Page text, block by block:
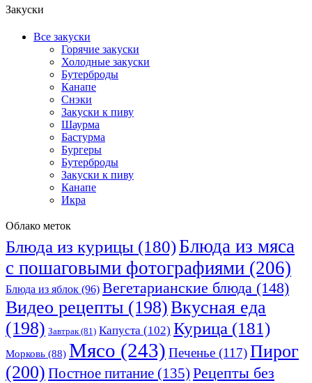
Закуски
Все закуски
Горячие закуски
Холодные закуски
Бутерброды
Канапе
Снэки
Закуски к пиву
Шаурма
Бастурма
Бургеры
Бутерброды
Закуски к пиву
Канапе
Икра
Облако меток
Блюда из курицы (180)Блюда из мяса
с пошаговыми фотографиями (206)
Блюда из яблок (96) Вегетарианские блюда (148)
Видео рецепты (198)Вкусная еда
(198) Завтрак(81) Капуста (102) Курица (181)
Морковь (88) Мясо (243) Печенье (117)Пирог
(200) Постное питание (135) Рецепты без